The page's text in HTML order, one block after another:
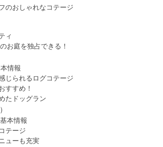
のおしゃれなコテージ
ィ
お庭を独占できる！
情報
じられるログコテージ
すすめ！
たドッグラン
本情報
テージ
ューも充実